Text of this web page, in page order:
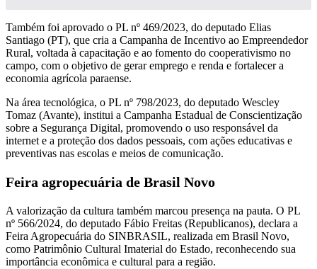
Também foi aprovado o PL nº 469/2023, do deputado Elias
Santiago (PT), que cria a Campanha de Incentivo ao Empreendedor
Rural, voltada à capacitação e ao fomento do cooperativismo no
campo, com o objetivo de gerar emprego e renda e fortalecer a
economia agrícola paraense.
Na área tecnológica, o PL nº 798/2023, do deputado Wescley
Tomaz (Avante), institui a Campanha Estadual de Conscientização
sobre a Segurança Digital, promovendo o uso responsável da
internet e a proteção dos dados pessoais, com ações educativas e
preventivas nas escolas e meios de comunicação.
Feira agropecuária de Brasil Novo
A valorização da cultura também marcou presença na pauta. O PL
nº 566/2024, do deputado Fábio Freitas (Republicanos), declara a
Feira Agropecuária do SINBRASIL, realizada em Brasil Novo,
como Patrimônio Cultural Imaterial do Estado, reconhecendo sua
importância econômica e cultural para a região.